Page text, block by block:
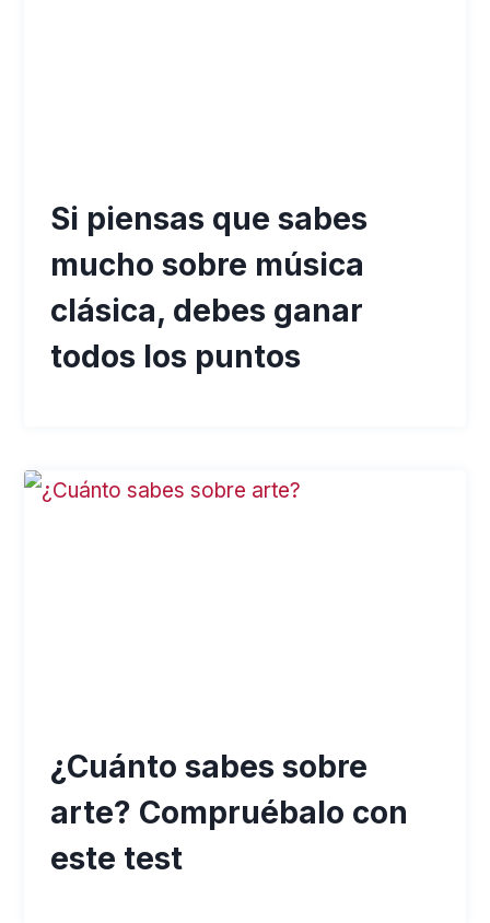
Si piensas que sabes
mucho sobre música
clásica, debes ganar
todos los puntos
¿Cuánto sabes sobre
arte? Compruébalo con
este test